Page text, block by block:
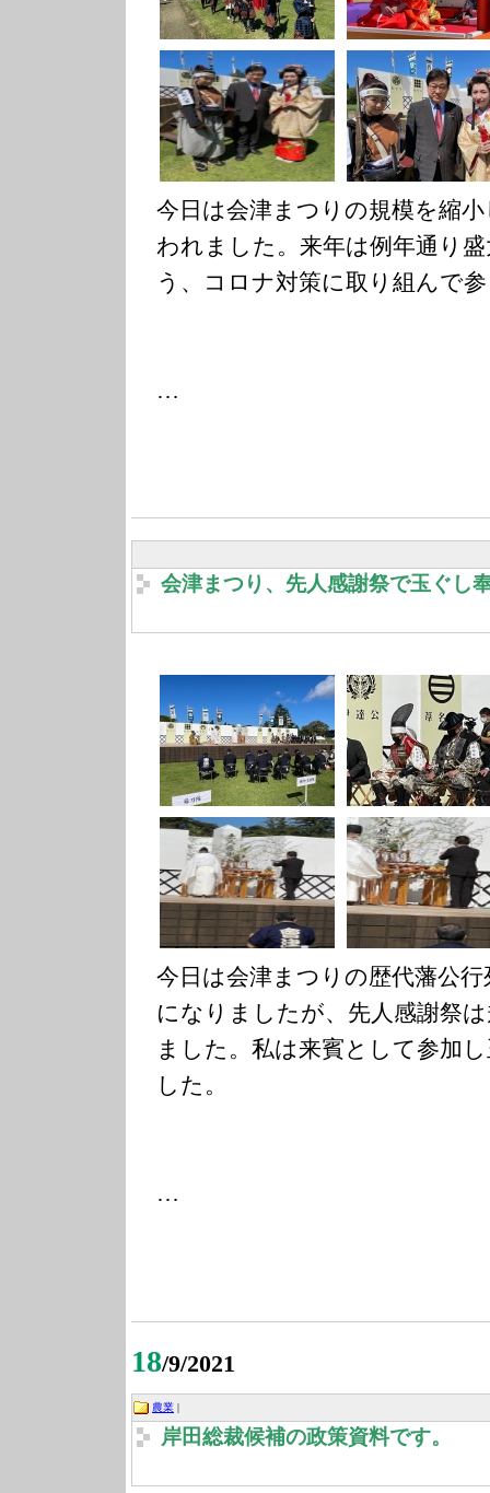
今日は会津まつりの規模を縮
われました。来年は例年通り
う、コロナ対策に取り組んで
…
会津まつり、先人感謝祭で玉ぐし
今日は会津まつりの歴代藩公
になりましたが、先人感謝祭
ました。私は来賓として参加
した。
…
18/9/2021
農業 |
岸田総裁候補の政策資料です。